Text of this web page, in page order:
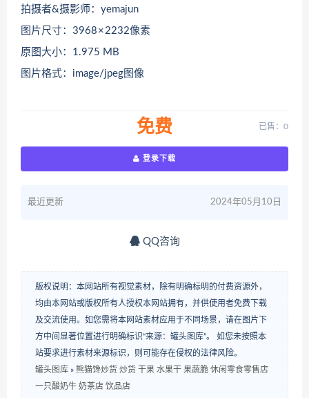
拍摄者&摄影师：yemajun
图片尺寸：3968 × 2232像素
原图大小：1.975 MB
图片格式：image/jpeg图像
免费 已售：0
登录下载
最近更新 2024年05月10日
QQ咨询
版权说明：本网站所有视觉素材，除有明确标明的付费资源外，
均由本网站或版权所有人授权本网站拥有，并供使用者免费下载
及交流使用。如您需将本网站素材应用于不同场景，请在图片下
方中间显著位置进行明确标识“来源：罐头图库”。 如您未按照本
站要求进行素材来源标识，则可能存在侵权的法律风险。
罐头图库 » 熊猫馋炒货 炒货 干果 水果干 果蔬脆 休闲零食零售店
一只酸奶牛 奶茶店 饮品店